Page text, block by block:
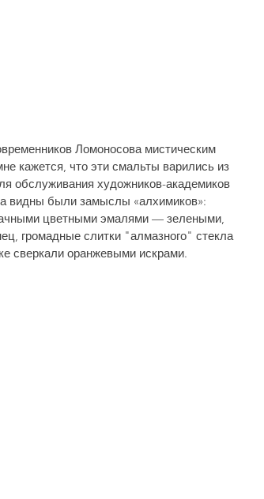
Ломоносова мистическим
кажется, что эти смальты варились из
обслуживания художников-акаде­миков
видны были замыслы «алхимиков»:
цветны­ми эмалями — зелеными,
громадные слитки "алмазного" стекла
сверкали оранжевыми искрами.